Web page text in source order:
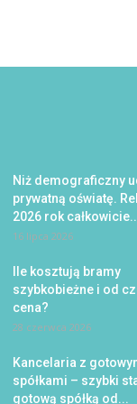
Niż demograficzny
prywatną oświatę.
2026 rok
16 lipca 2026
Ile kosztują bramy
szybkobieżne i od
cena?
28 czerwca 2026
Kancelaria z
spółkami – szybki
gotową spółką od...